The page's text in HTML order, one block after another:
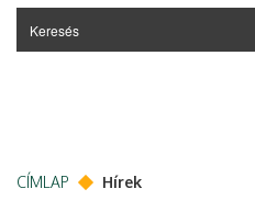
CÍMLAP Hírek